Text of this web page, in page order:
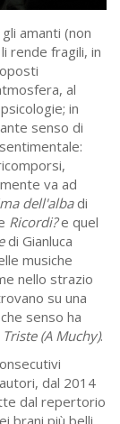
amanti (non
rende fragili, in
al
in
senso di
va ad
dell'albadi
Ricordi?e quel
di Gianluca
musiche
nello strazio
su una
senso ha
Triste (A Muchy).
dal 2014
dal repertorio